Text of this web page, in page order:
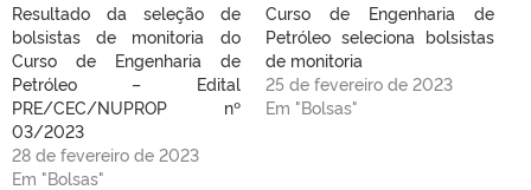
Resultado da seleção de
bolsistas de monitoria do
Curso de Engenharia de
Petróleo – Edital
PRE/CEC/NUPROP nº
03/2023
28 de fevereiro de 2023
Em "Bolsas"
Curso de Engenharia de
Petróleo seleciona bolsistas
de monitoria
25 de fevereiro de 2023
Em "Bolsas"